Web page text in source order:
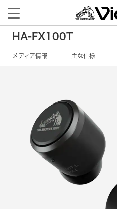
Toggle
navigation
HA-FX100T
メディア情報 主な仕様